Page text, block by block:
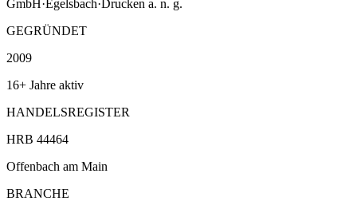
GmbH·Egelsbach·Drucken a. n. g.
GEGRÜNDET
2009
16+ Jahre aktiv
HANDELSREGISTER
HRB 44464
Offenbach am Main
BRANCHE